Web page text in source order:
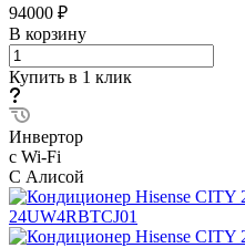
94000 ₽
В корзину
Купить в 1 клик
Инвертор
с Wi-Fi
С Алисой